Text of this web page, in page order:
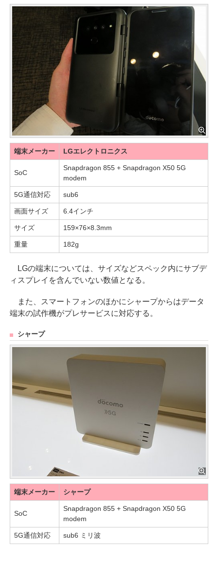
端末メーカー LGエレクトロニクス
SoC
Snapdragon 855 + Snapdragon X50 5G
modem
5G通信対応 sub6
画面サイズ 6.4インチ
サイズ 159×76×8.3mm
重量 182g
LGの端末については、サイズなどスペック内にサブデ
ィスプレイを含んでいない数値となる。
また、スマートフォンのほかにシャープからはデータ
端末の試作機がプレサービスに対応する。
シャープ
端末メーカー シャープ
SoC
Snapdragon 855 + Snapdragon X50 5G
modem
5G通信対応 sub6 ミリ波